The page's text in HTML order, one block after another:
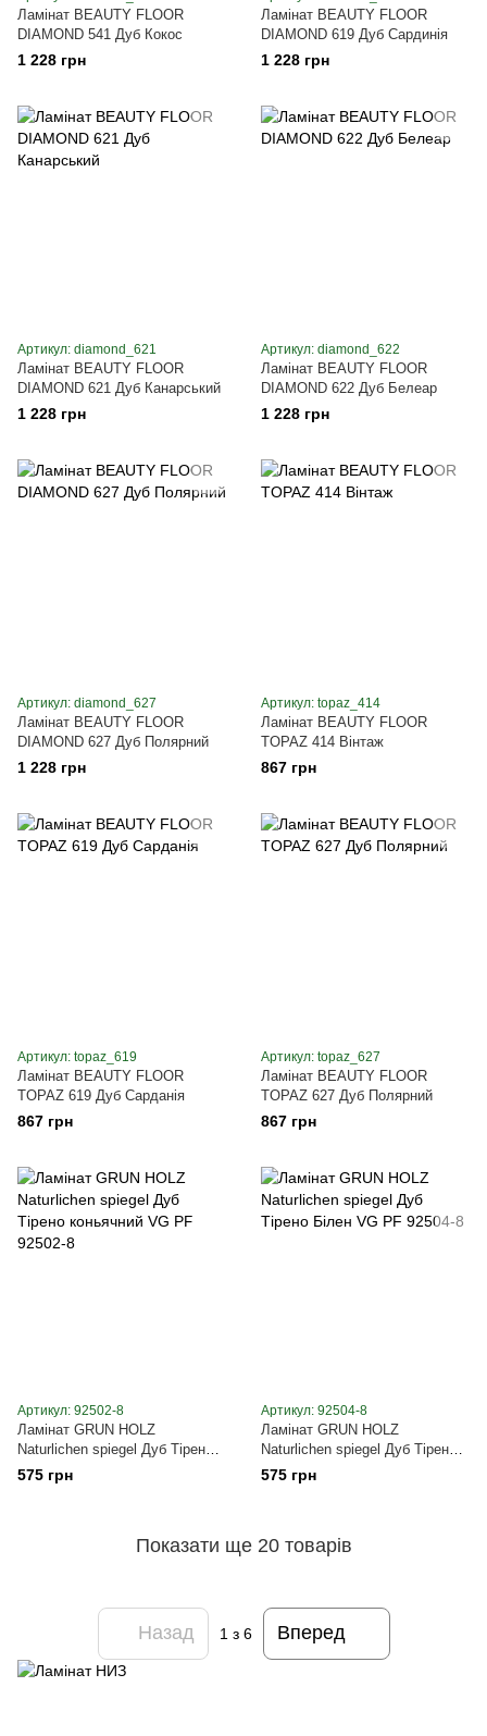
Ламінат BEAUTY FLOOR
DIAMOND 541 Дуб Кокос
1 228 грн
Ламінат BEAUTY FLOOR
DIAMOND 619 Дуб Сардинія
1 228 грн
Артикул: diamond_621
Ламінат BEAUTY FLOOR
DIAMOND 621 Дуб Канарський
1 228 грн
Артикул: diamond_622
Ламінат BEAUTY FLOOR
DIAMOND 622 Дуб Белеар
1 228 грн
Артикул: diamond_627
Ламінат BEAUTY FLOOR
DIAMOND 627 Дуб Полярний
1 228 грн
Артикул: topaz_414
Ламінат BEAUTY FLOOR
TOPAZ 414 Вінтаж
867 грн
Артикул: topaz_619
Ламінат BEAUTY FLOOR
TOPAZ 619 Дуб Сарданія
867 грн
Артикул: topaz_627
Ламінат BEAUTY FLOOR
TOPAZ 627 Дуб Полярний
867 грн
Артикул: 92502-8
Ламінат GRUN HOLZ
Naturlichen spiegel Дуб Тірено
коньячний VG PF 92502-8
575 грн
Артикул: 92504-8
Ламінат GRUN HOLZ
Naturlichen spiegel Дуб Тірено
Білен VG PF 92504-8
575 грн
Показати ще 20 товарів
Назад 1 з 6 Вперед